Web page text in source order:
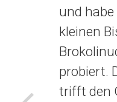
und
kleinen
probiert.
trifft den